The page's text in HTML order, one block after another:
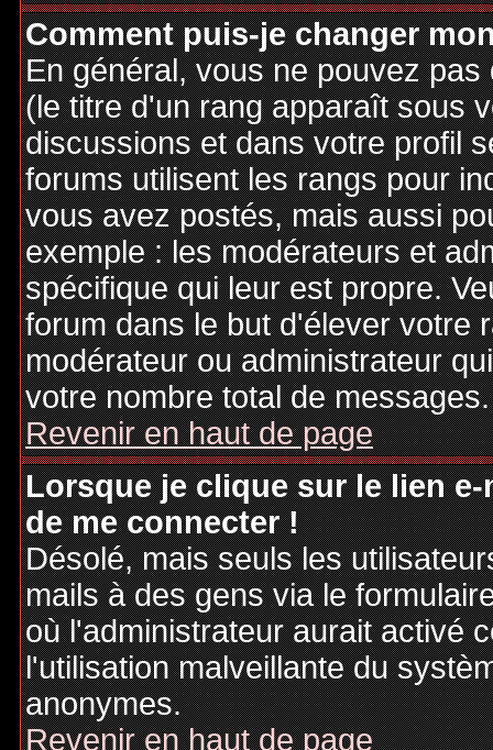
Comment puis-je changer
En général, vous ne pouvez
(le titre d'un rang apparaît sous
discussions et dans votre profil
forums utilisent les rangs pour
vous avez postés, mais aussi
exemple : les modérateurs et
spécifique qui leur est propre.
forum dans le but d'élever votre
modérateur ou administrateur
votre nombre total de messages.
Revenir en haut de page
Lorsque je clique sur le lien
de me connecter !
Désolé, mais seuls les
mails à des gens via le
où l'administrateur aurait activé
l'utilisation malveillante du
anonymes.
Revenir en haut de page